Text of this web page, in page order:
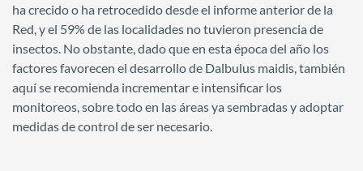
ha crecido o ha retrocedido desde el informe anterior de la
Red, y el 59% de las localidades no tuvieron presencia de
insectos. No obstante, dado que en esta época del año los
factores favorecen el desarrollo de Dalbulus maidis, también
aquí se recomienda incrementar e intensificar los
monitoreos, sobre todo en las áreas ya sembradas y adoptar
medidas de control de ser necesario.